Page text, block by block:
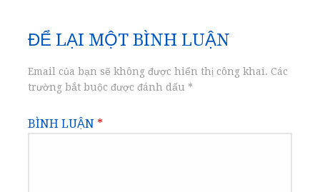
bài
viết
ĐỂ LẠI MỘT BÌNH LUẬN
Email của bạn sẽ không được hiển thị công khai. Các
trường bắt buộc được đánh dấu *
BÌNH LUẬN *